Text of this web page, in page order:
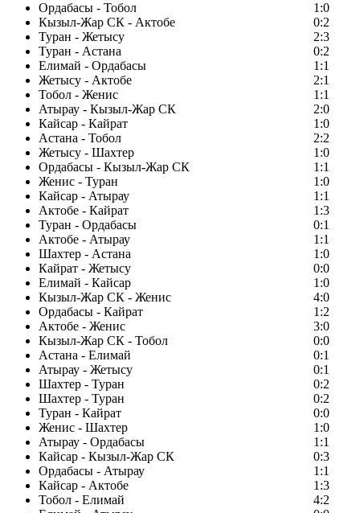
Ордабасы - Тобол
1:0
Кызыл-Жар СК - Актобе
0:2
Туран - Жетысу
2:3
Туран - Астана
0:2
Елимай - Ордабасы
1:1
Жетысу - Актобе
2:1
Тобол - Женис
1:1
Атырау - Кызыл-Жар СК
2:0
Кайсар - Кайрат
1:0
Астана - Тобол
2:2
Жетысу - Шахтер
1:0
Ордабасы - Кызыл-Жар СК
1:1
Женис - Туран
1:0
Кайсар - Атырау
1:1
Актобе - Кайрат
1:3
Туран - Ордабасы
0:1
Актобе - Атырау
1:1
Шахтер - Астана
1:0
Кайрат - Жетысу
0:0
Елимай - Кайсар
1:0
Кызыл-Жар СК - Женис
4:0
Ордабасы - Кайрат
1:2
Актобе - Женис
3:0
Кызыл-Жар СК - Тобол
0:0
Астана - Елимай
0:1
Атырау - Жетысу
0:1
Шахтер - Туран
0:2
Шахтер - Туран
0:2
Туран - Кайрат
0:0
Женис - Шахтер
1:0
Атырау - Ордабасы
1:1
Кайсар - Кызыл-Жар СК
0:3
Ордабасы - Атырау
1:1
Кайсар - Актобе
1:3
Тобол - Елимай
4:2